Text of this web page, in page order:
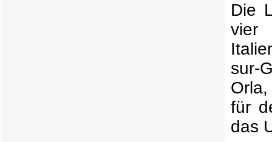
Die
vier
sur-
für
das